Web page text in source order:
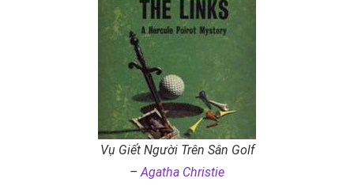
Vụ Giết Người Trên Sân Golf
–Agatha Christie